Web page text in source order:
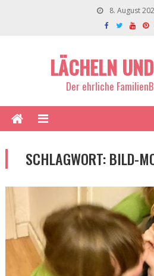
8. August
LÄCHELN
Der ehrliche
SCHLAGWORT:BILD-